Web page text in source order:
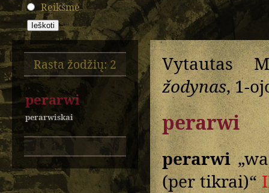
Reikšmė
Rasta žodžių: 2
perarwi
perarwiskai
Vytautas
žodynas, 1-
perarwi
perarwi
(per tikrai)“